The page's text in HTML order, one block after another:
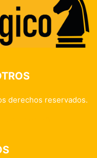
derechos reservados.